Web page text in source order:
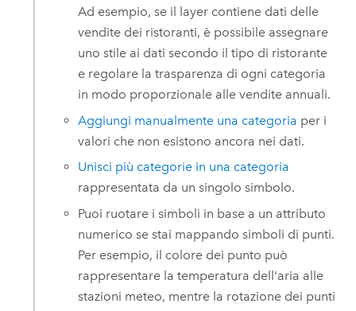
Ad esempio, se il layer contiene dati delle
vendite dei ristoranti, è possibile assegnare
uno stile ai dati secondo il tipo di ristorante
e regolare la trasparenza di ogni categoria
in modo proporzionale alle vendite annuali.
Aggiungi manualmente una categoria per i
valori che non esistono ancora nei dati.
Unisci più categorie in una categoria
rappresentata da un singolo simbolo.
Puoi ruotare i simboli in base a un attributo
numerico se stai mappando simboli di punti.
Per esempio, il colore dei punto può
rappresentare la temperatura dell'aria alle
stazioni meteo, mentre la rotazione dei punti